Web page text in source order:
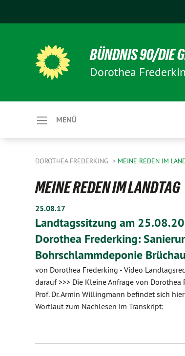
BÜNDNIS 90/DIE
Dorothea
MENÜ
DOROTHEA FREDERKING MEINE REDEN IM
MEINE REDEN IM LANDTAG
25.08.17
Landtagssitzung am
Dorothea Frederking:
Bohrschlammdeponie Brüchau
von Dorothea Frederking - Video
darauf >>> Die Kleine Anfrage von
Prof. Dr. Armin Willingmann befindet sich
Wortlaut zum Nachlesen im Transkript: